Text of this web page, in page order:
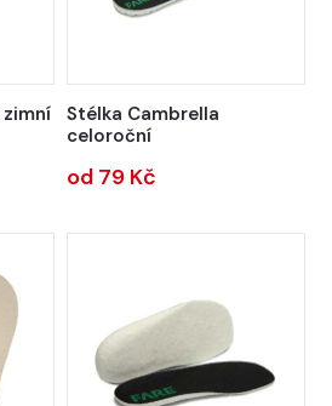
zimní
Stélka Cambrella
celoroční
od 79 Kč